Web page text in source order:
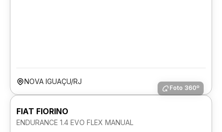
NOVA IGUAÇU/RJ
Foto 360º
FIAT FIORINO
ENDURANCE 1.4 EVO FLEX MANUAL